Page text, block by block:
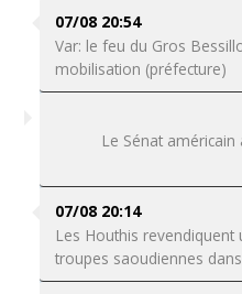
07/08 20:54
Var: le feu du Gros
mobilisation (préfecture)
Le Sénat
07/08 20:14
Les Houthis revendiquent
troupes saoudiennes